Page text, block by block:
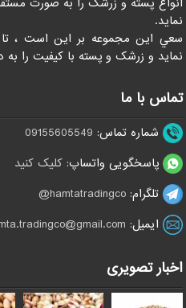
نمايد.
سعي اين مجموعه بر اين است ،
نمايد و زرشک و پسته با کيفيت را
تماس با ما
شماره تماس: 09155605549
پاسخگویی واتساپ:کلیک کنید
تلگرام:hamtatradingco@
ایمیل:
اخبار تصویری